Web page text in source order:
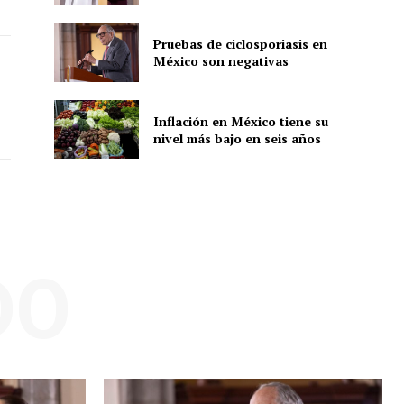
Pruebas de ciclosporiasis en
México son negativas
Inflación en México tiene su
nivel más bajo en seis años